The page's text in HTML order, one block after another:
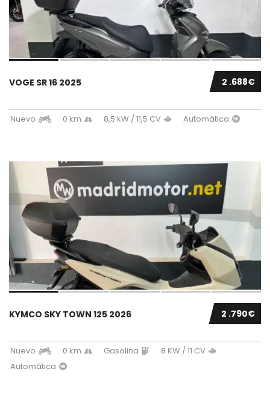
2 .688€
VOGE SR 16 2025
Nuevo 0 km 8,5 kW / 11,5 CV Automática
2 .790€
KYMCO SKY TOWN 125 2026
Nuevo 0 km Gasolina
8 KW / 11 CV
Automática